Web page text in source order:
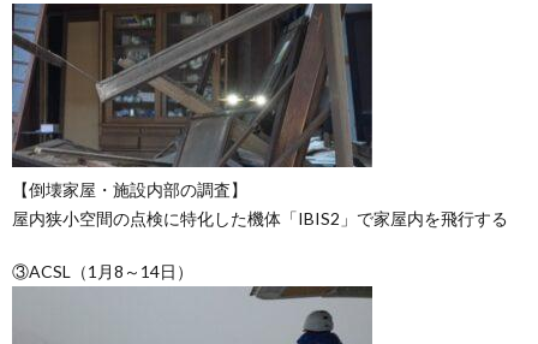
【倒壊家屋・施設内部の調査】
屋内狭小空間の点検に特化した機体「IBIS2」で家屋内を飛行する
③ACSL（1月8～14日）